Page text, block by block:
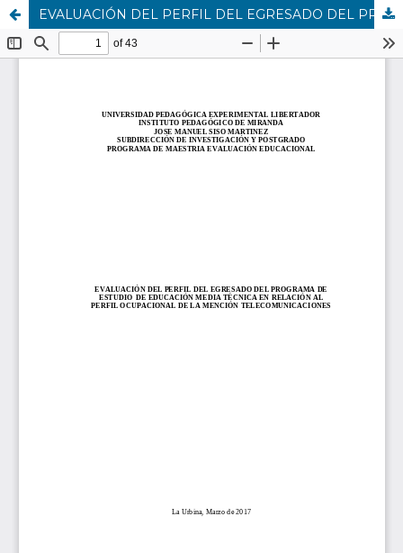
EVALUACIÓN DEL PERFIL DEL EGRESADO DEL PROGRAMA DE ESTUDIO DE EDUCACIÓN MEDIA TÉCNICA EN RELACIÓN AL PERFIL OCUPACIONAL DE LA MENCIÓN TELECOMUNICACIONES